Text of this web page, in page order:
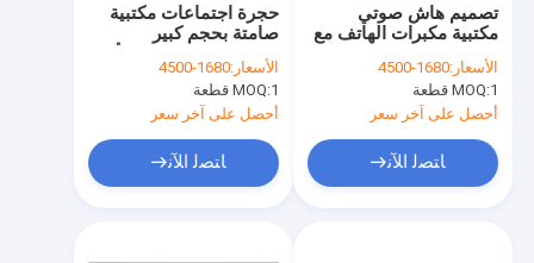
حجرة اجتماعات مكتبية
صامتة بحجم كبير
معصومة من الصوت لأكثر
من 4 أشخاص
الأسعار:1680-4500
MOQ:1 قطعة
أحصل على آخر سعر
ﺎﺘﺼﻟ ﺍﻶﻧ
تصميم هاش صوتي
مكتبية مكبرات الهاتف مع
منافذ الكهرباء وموانئ
USB
الأسعار:1680-4500
MOQ:1 قطعة
أحصل على آخر سعر
ﺎﺘﺼﻟ ﺍﻶﻧ